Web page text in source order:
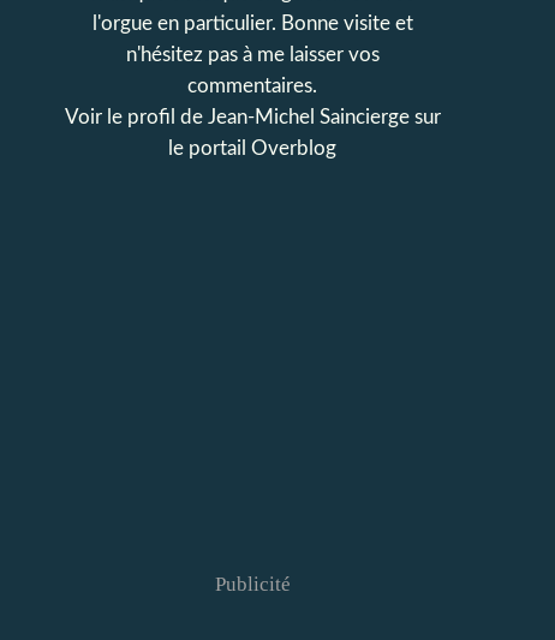
l'orgue en particulier. Bonne visite et
n'hésitez pas à me laisser vos
commentaires.
Voir le profil de Jean-Michel Sainciergesur
le portail Overblog
Publicité